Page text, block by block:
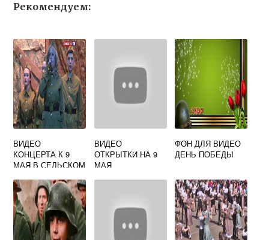
Рекомендуем:
ВИДЕО
КОНЦЕРТА К 9
МАЯ В СЕЛЬСКОМ
ВИДЕО
ОТКРЫТКИ НА 9
МАЯ
ФОН ДЛЯ ВИДЕО
ДЕНЬ ПОБЕДЫ